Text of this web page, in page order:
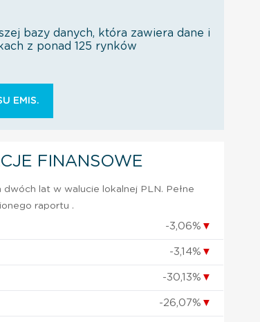
bazy danych, która zawiera dane i
z ponad 125 rynków
EMIS.
FINANSOWE
lat w walucie lokalnej PLN. Pełne
raportu .
-3,06% ▼
-3,14% ▼
-30,13% ▼
-26,07% ▼